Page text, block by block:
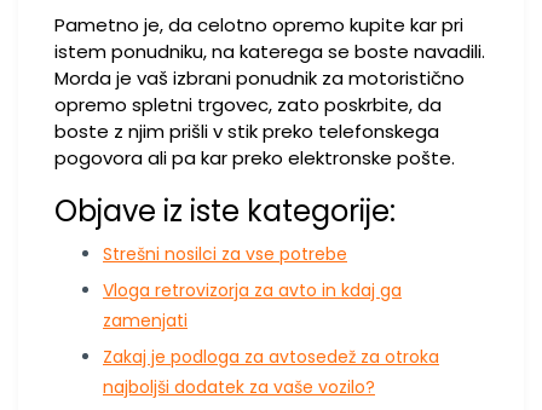
Pametno je, da celotno opremo kupite kar pri
istem ponudniku, na katerega se boste navadili.
Morda je vaš izbrani ponudnik za motoristično
opremo spletni trgovec, zato poskrbite, da
boste z njim prišli v stik preko telefonskega
pogovora ali pa kar preko elektronske pošte.
Objave iz iste kategorije:
Strešni nosilci za vse potrebe
Vloga retrovizorja za avto in kdaj ga
zamenjati
Zakaj je podloga za avtosedež za otroka
najboljši dodatek za vaše vozilo?